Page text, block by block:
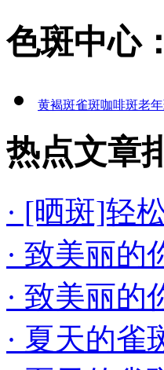
色斑中心：
黄褐斑雀斑咖啡斑老
热点文章
· [晒斑]轻
· 致美丽的
· 致美丽的
· 夏天的雀